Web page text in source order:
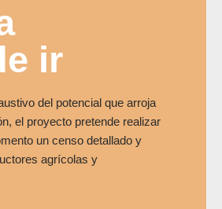
ir
del potencial que arroja
el proyecto pretende realizar
un censo detallado y
agrícolas y